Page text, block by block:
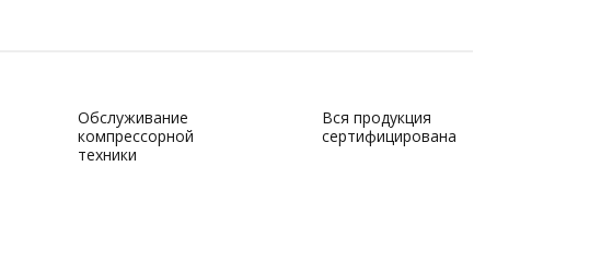
Обслуживание
компрессорной
техники
Вся продукция
сертифицирована